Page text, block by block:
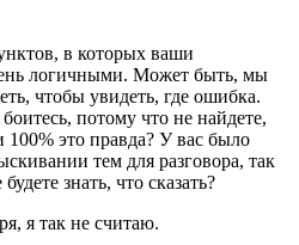
в которых ваши
логичными. Может быть, мы
чтобы увидеть, где ошибка.
потому что не найдете,
100% это правда? У вас было
тем для разговора, так
знать, что сказать?
я так не считаю.